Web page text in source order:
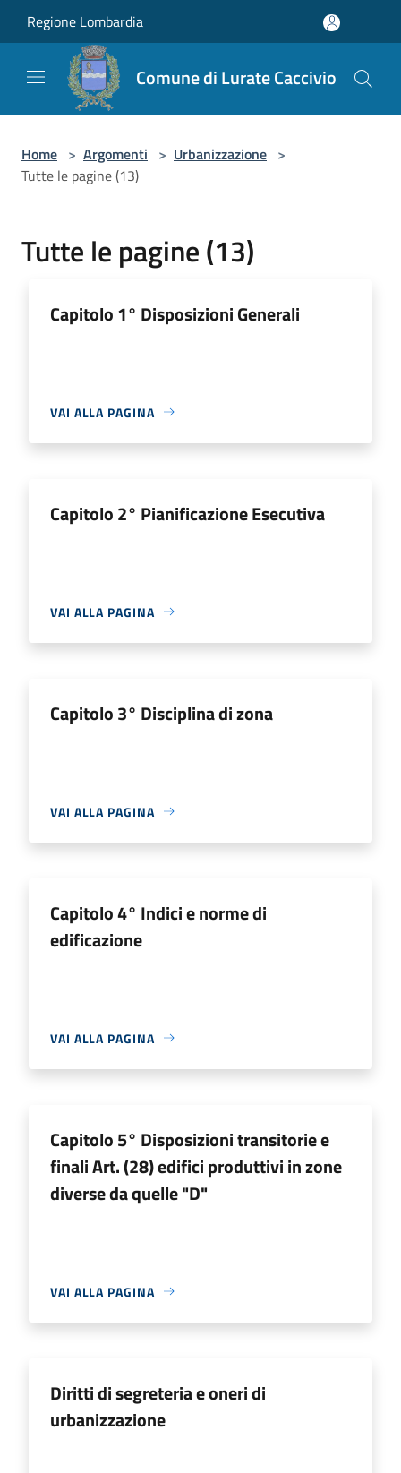
Regione Lombardia
Comune di Lurate Caccivio
Home > Argomenti > Urbanizzazione >
Tutte le pagine (13)
Tutte le pagine (13)
Capitolo 1° Disposizioni Generali
VAI ALLA PAGINA
Capitolo 2° Pianificazione Esecutiva
VAI ALLA PAGINA
Capitolo 3° Disciplina di zona
VAI ALLA PAGINA
Capitolo 4° Indici e norme di
edificazione
VAI ALLA PAGINA
Capitolo 5° Disposizioni transitorie e
finali Art. (28) edifici produttivi in zone
diverse da quelle "D"
VAI ALLA PAGINA
Diritti di segreteria e oneri di
urbanizzazione